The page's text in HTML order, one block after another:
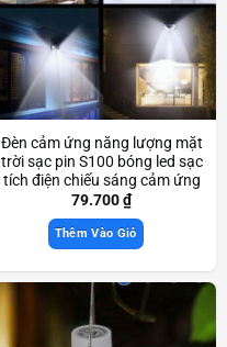
Đèn cảm ứng năng lượng mặt
trời sạc pin S100 bóng led sạc
tích điện chiếu sáng cảm ứng
thông minh Scd3530
79.700₫
Thêm Vào Giỏ